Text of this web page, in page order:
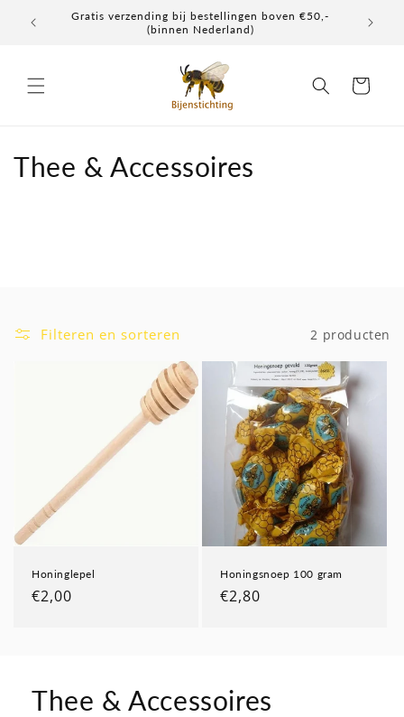
naar deGratis verzending bij bestellingen boven €50,-
(binnen Nederland)
Elke
Winkelwagen
C
c
Thee & Accessoires
Filteren en sorteren 2 producten
Honinglepel
Normale
€2,00
Honingsnoep 100 gram
Normale
€2,80
Thee & Accessoires